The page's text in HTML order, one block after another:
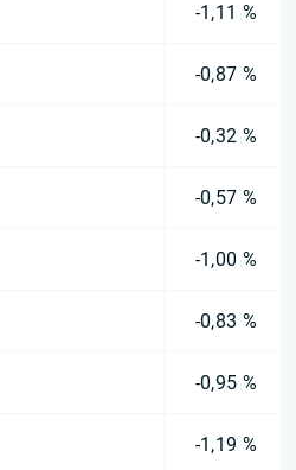
-1,11 %
-0,87 %
-0,32 %
-0,57 %
-1,00 %
-0,83 %
-0,95 %
-1,19 %